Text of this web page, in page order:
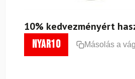
10% kedvezményért
nyar10 Másolás a